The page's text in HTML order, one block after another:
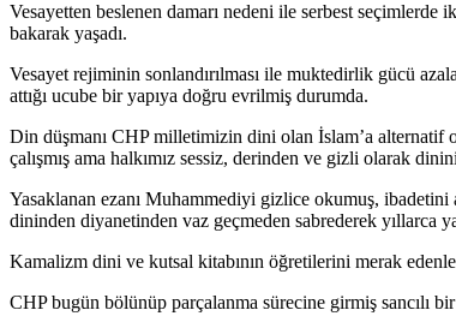
Vesayetten beslenen damarı nedeni ile serbest
bakarak yaşadı.
Vesayet rejiminin sonlandırılması ile muktedirlik gücü
attığı ucube bir yapıya doğru evrilmiş durumda.
Din düşmanı CHP milletimizin dini olan İslam’a alternatif
çalışmış ama halkımız sessiz, derinden ve gizli olarak
Yasaklanan ezanı Muhammediyi gizlice okumuş, ibadetini
dininden diyanetinden vaz geçmeden sabrederek yıllarca
Kamalizm dini ve kutsal kitabının öğretilerini merak
CHP bugün bölünüp parçalanma sürecine girmiş sancılı